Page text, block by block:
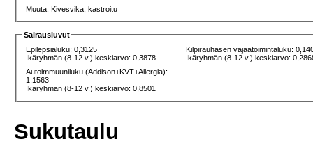
Muuta: Kivesvika, kastroitu
Sairausluvut
Epilepsialuku: 0,3125
Ikäryhmän (8-12 v.) keskiarvo: 0,3878
Kilpirauhasen vajaatoimintaluku:
Ikäryhmän (8-12 v.) keskiarvo:
Autoimmuuniluku (Addison+KVT+Allergia):
1,1563
Ikäryhmän (8-12 v.) keskiarvo: 0,8501
Sukutaulu